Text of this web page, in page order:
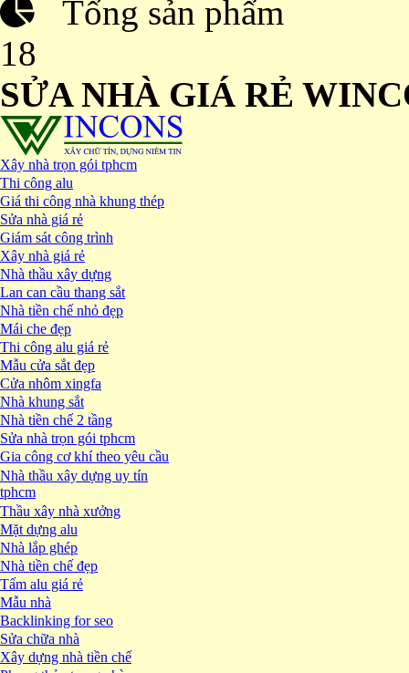
Tổng sản phẩm
18
SỬA NHÀ GIÁ RẺ
Xây nhà trọn gói tphcm
Thi công alu
Giá thi công nhà khung thép
Sửa nhà giá rẻ
Giám sát công trình
Xây nhà giá rẻ
Nhà thầu xây dựng
Lan can cầu thang sắt
Nhà tiền chế nhỏ đẹp
Mái che đẹp
Thi công alu giá rẻ
Mẫu cửa sắt đẹp
Cửa nhôm xingfa
Nhà khung sắt
Nhà tiền chế 2 tầng
Sửa nhà trọn gói tphcm
Gia công cơ khí theo yêu cầu
Nhà thầu xây dựng uy tín
tphcm
Thầu xây nhà xưởng
Mặt dựng alu
Nhà lắp ghép
Nhà tiền chế đẹp
Tấm alu giá rẻ
Mẫu nhà
Backlinking for seo
Sửa chữa nhà
Xây dựng nhà tiền chế